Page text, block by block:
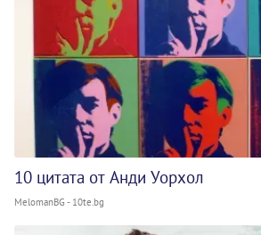
10 цитата от Анди Уорхол
MelomanBG - 10te.bg